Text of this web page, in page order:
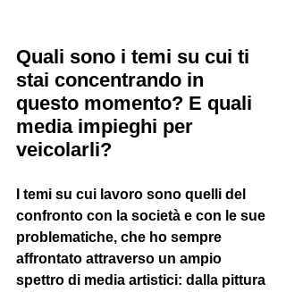
Quali sono i temi su cui ti
stai concentrando in
questo momento? E quali
media impieghi per
veicolarli?
I temi su cui lavoro sono quelli del
confronto con la società e con le sue
problematiche, che ho sempre
affrontato attraverso un ampio
spettro di media artistici: dalla pittura